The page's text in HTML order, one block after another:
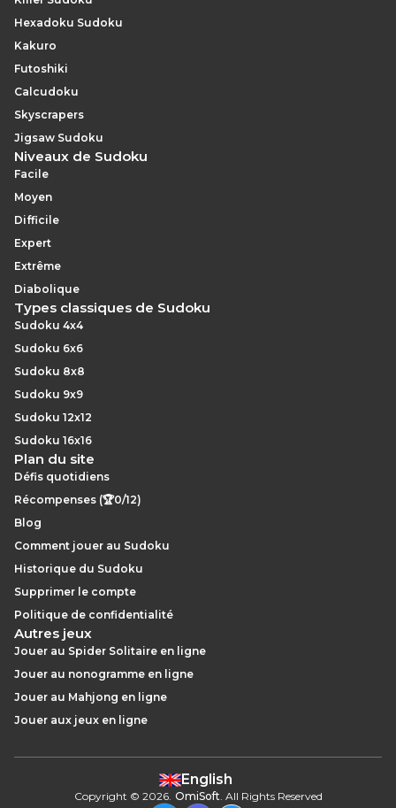
Hexadoku Sudoku
Kakuro
Futoshiki
Calcudoku
Skyscrapers
Jigsaw Sudoku
Niveaux de Sudoku
Facile
Moyen
Difficile
Expert
Extrême
Diabolique
Types classiques de Sudoku
Sudoku 4x4
Sudoku 6x6
Sudoku 8x8
Sudoku 9x9
Sudoku 12x12
Sudoku 16x16
Plan du site
Défis quotidiens
Récompenses (🏆0/12)
Blog
Comment jouer au Sudoku
Historique du Sudoku
Supprimer le compte
Politique de confidentialité
Autres jeux
Jouer au Spider Solitaire en ligne
Jouer au nonogramme en ligne
Jouer au Mahjong en ligne
Jouer aux jeux en ligne
English
Copyright © 2026. OmiSoft. All Rights Reserved